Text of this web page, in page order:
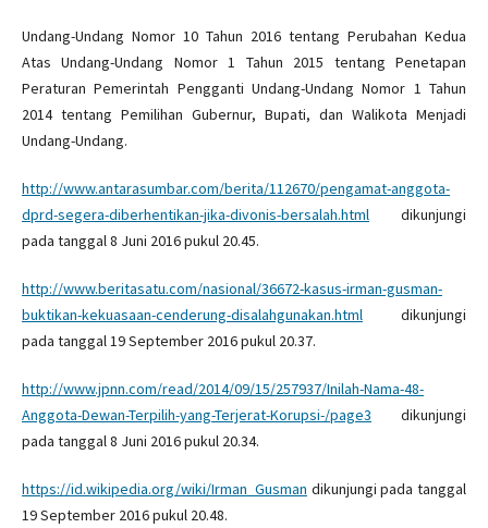
Undang-Undang Nomor 10 Tahun 2016 tentang Perubahan Kedua
Atas Undang-Undang Nomor 1 Tahun 2015 tentang Penetapan
Peraturan Pemerintah Pengganti Undang-Undang Nomor 1 Tahun
2014 tentang Pemilihan Gubernur, Bupati, dan Walikota Menjadi
Undang-Undang.
http://www.antarasumbar.com/berita/112670/pengamat-anggota-
dprd-segera-diberhentikan-jika-divonis-bersalah.htmldikunjungi
pada tanggal 8 Juni 2016 pukul 20.45.
http://www.beritasatu.com/nasional/36672-kasus-irman-gusman-
buktikan-kekuasaan-cenderung-disalahgunakan.htmldikunjungi
pada tanggal 19 September 2016 pukul 20.37.
http://www.jpnn.com/read/2014/09/15/257937/Inilah-Nama-48-
Anggota-Dewan-Terpilih-yang-Terjerat-Korupsi-/page3 dikunjungi
pada tanggal 8 Juni 2016 pukul 20.34.
https://id.wikipedia.org/wiki/Irman_Gusman dikunjungi pada tanggal
19 September 2016 pukul 20.48.